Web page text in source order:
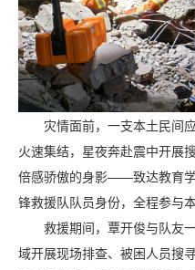
灾情面前，一支本土民间
火速集结，星夜奔赴震中开展
倍感骄傲的身影——致达教育
锋救援队队员身份，全程参与
救援期间，覃开俊与队友
域开展现场排查、被困人员搜